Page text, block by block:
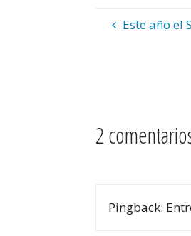
Este año el
2
Pingback: